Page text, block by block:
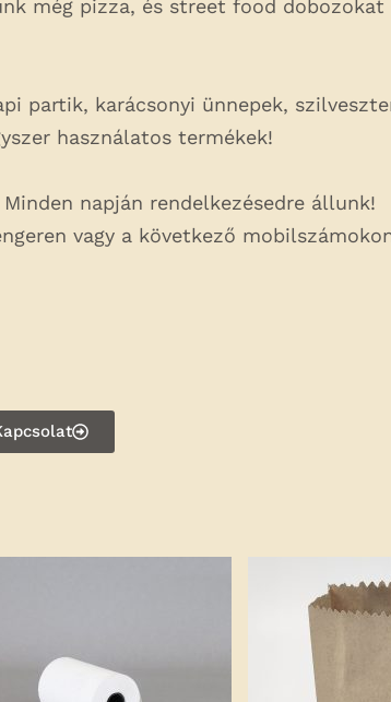
még pizza, és street food
partik, karácsonyi ünnepek,
használatos termékek!
napján rendelkezésedre állunk!
vagy a következő